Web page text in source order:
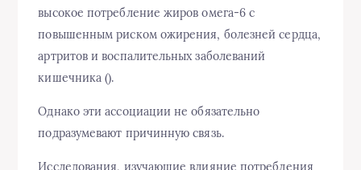
высокое потребление жиров омега-6 с
повышенным риском ожирения, болезней сердца,
артритов и воспалительных заболеваний
кишечника ().
Однако эти ассоциации не обязательно
подразумевают причинную связь.
Исследования, изучающие влияние потребления